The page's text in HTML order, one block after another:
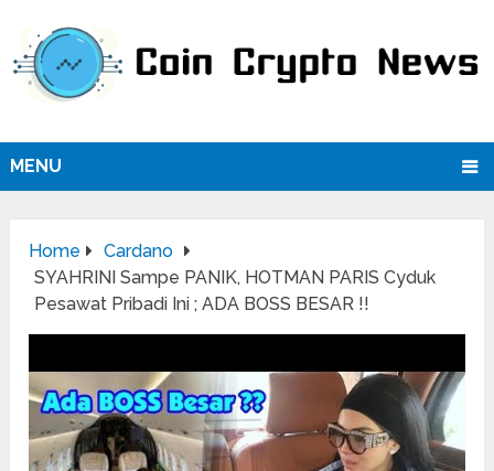
MENU
Home
Cardano
SYAHRINI Sampe PANIK, HOTMAN PARIS Cyduk
Pesawat Pribadi Ini ; ADA BOSS BESAR !!